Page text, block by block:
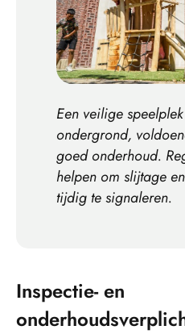
Een veilige
ondergrond,
goed onderhoud.
helpen om slijtage
tijdig te signaleren.
Inspectie- en